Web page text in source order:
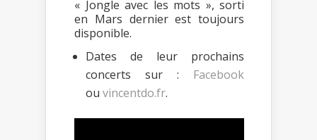
« Jongle avec les mots », sorti
en Mars dernier est toujours
disponible.
Dates de leur prochains
concerts sur : Facebook
ou vincentdo.fr.